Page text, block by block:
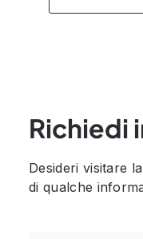
Richiedi
Desideri visitare
di qualche